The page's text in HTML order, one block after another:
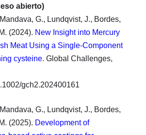
abierto)
G., Lundqvist, J., Bordes,
(2024). New Insight into Mercury
Meat Using a Single-Component
cysteine. Global Challenges,
gch2.202400161
G., Lundqvist, J., Bordes,
(2025). Development of